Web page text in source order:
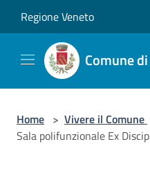
Regione Veneto
Comune
Home > Vivere il Comune
Sala polifunzionale Ex